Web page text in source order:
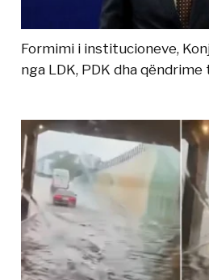
Formimi i institucioneve,
nga LDK, PDK dha